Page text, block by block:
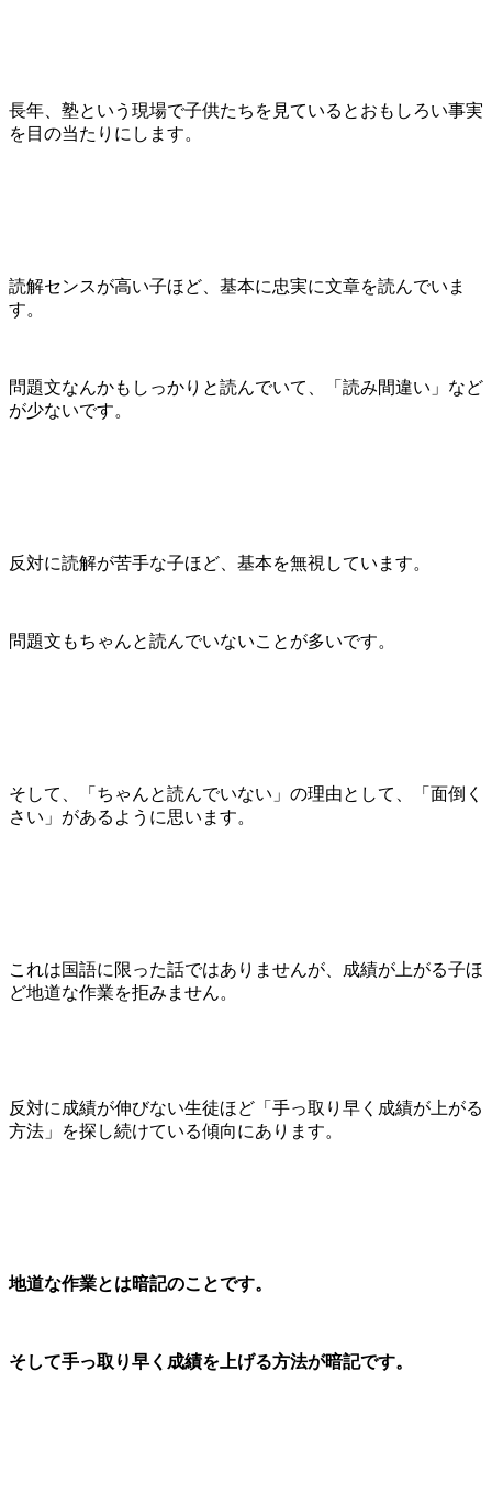
長年、塾という現場で子供たちを見ているとおもしろい事実
を目の当たりにします。
読解センスが高い子ほど、基本に忠実に文章を読んでいま
す。
問題文なんかもしっかりと読んでいて、「読み間違い」など
が少ないです。
反対に読解が苦手な子ほど、基本を無視しています。
問題文もちゃんと読んでいないことが多いです。
そして、「ちゃんと読んでいない」の理由として、「面倒く
さい」があるように思います。
これは国語に限った話ではありませんが、成績が上がる子ほ
ど地道な作業を拒みません。
反対に成績が伸びない生徒ほど「手っ取り早く成績が上がる
方法」を探し続けている傾向にあります。
地道な作業とは暗記のことです。
そして手っ取り早く成績を上げる方法が暗記です。